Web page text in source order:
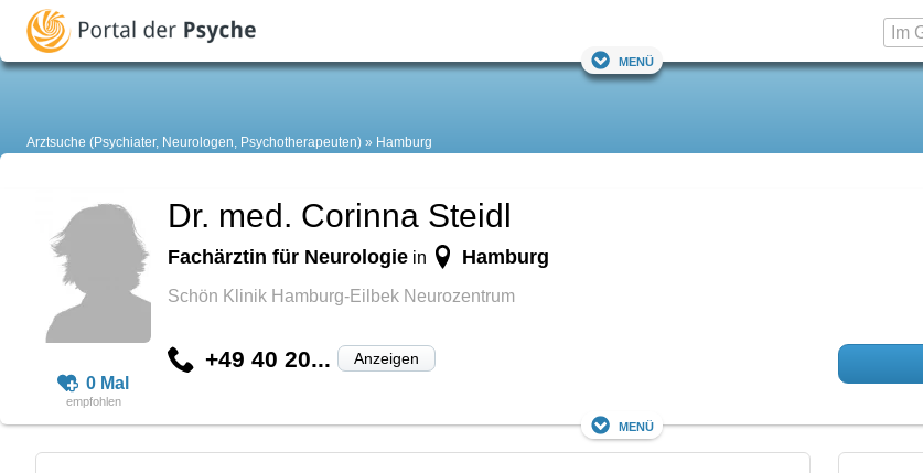
Menü
Arztsuche (Psychiater, Neurologen, Psychotherapeuten) Hamburg
0 Mal
Dr. med. Corinna Steidl
Fachärztin für Neurologie in Hamburg
Schön Klinik Hamburg-Eilbek Neurozentrum
+49 40 20... Anzeigen
Menü